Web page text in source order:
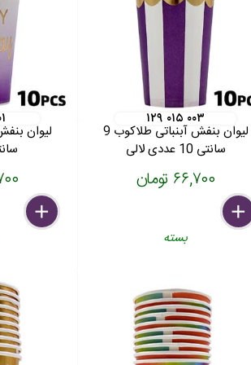
۱۲۹ ۰۱۵ ۰۰۳
لیوان بنفش آبنباتی طلاکوب 9
سانتی 10 عددی لالی
۶۶,۷۰۰ تومان
delete
remove
add
بسته
سانتی
delete
remove
add